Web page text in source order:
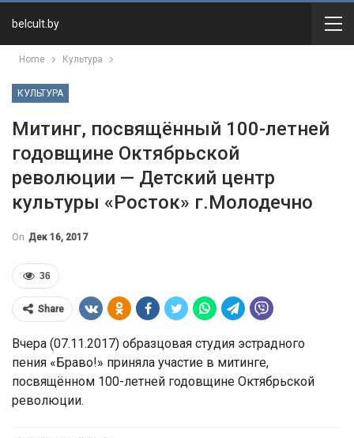
belcult.by
Home Культура
КУЛЬТУРА
Митинг, посвящённый 100-летней
годовщине Октябрьской
революции — Детский центр
культуры «Росток» г.Молодечно
On Дек 16, 2017
36
Share
Вчера (07.11.2017) образцовая студия эстрадного
пения «Браво!» приняла участие в митинге,
посвящённом 100-летней годовщине Октябрьской
революции.